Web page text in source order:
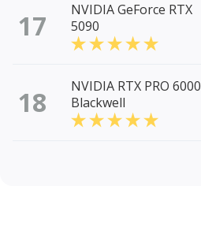
17
NVIDIA GeForce RTX
5090
18
NVIDIA RTX PRO 6000
Blackwell